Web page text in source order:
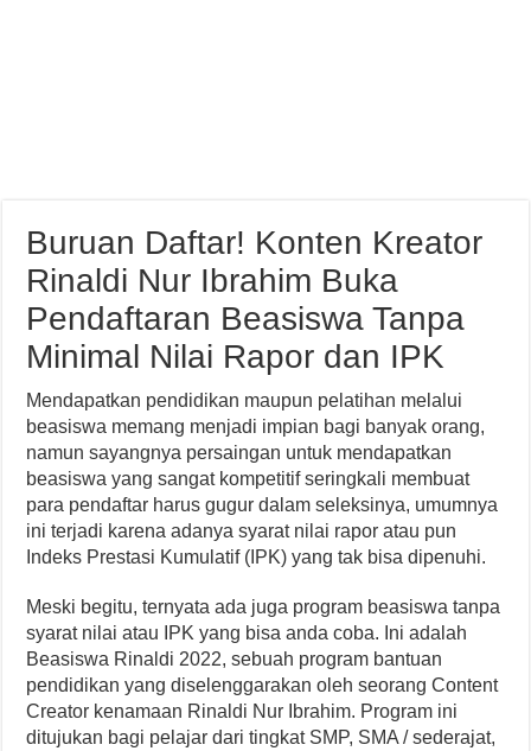
Buruan Daftar! Konten Kreator
Rinaldi Nur Ibrahim Buka
Pendaftaran Beasiswa Tanpa
Minimal Nilai Rapor dan IPK
Mendapatkan pendidikan maupun pelatihan melalui
beasiswa memang menjadi impian bagi banyak orang,
namun sayangnya persaingan untuk mendapatkan
beasiswa yang sangat kompetitif seringkali membuat
para pendaftar harus gugur dalam seleksinya, umumnya
ini terjadi karena adanya syarat nilai rapor atau pun
Indeks Prestasi Kumulatif (IPK) yang tak bisa dipenuhi.
Meski begitu, ternyata ada juga program beasiswa tanpa
syarat nilai atau IPK yang bisa anda coba. Ini adalah
Beasiswa Rinaldi 2022, sebuah program bantuan
pendidikan yang diselenggarakan oleh seorang Content
Creator kenamaan Rinaldi Nur Ibrahim. Program ini
ditujukan bagi pelajar dari tingkat SMP, SMA / sederajat,